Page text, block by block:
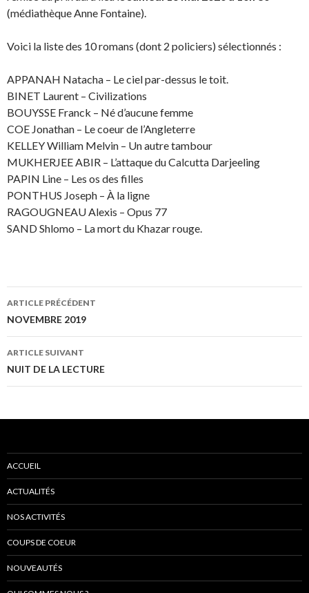
(médiathèque Anne Fontaine).
Voici la liste des 10 romans (dont 2 policiers) sélectionnés :
APPANAH Natacha – Le ciel par-dessus le toit.
BINET Laurent – Civilizations
BOUYSSE Franck – Né d’aucune femme
COE Jonathan – Le coeur de l’Angleterre
KELLEY William Melvin – Un autre tambour
MUKHERJEE ABIR – L’attaque du Calcutta Darjeeling
PAPIN Line – Les os des filles
PONTHUS Joseph – À la ligne
RAGOUGNEAU Alexis – Opus 77
SAND Shlomo – La mort du Khazar rouge.
Navigation
des
articles
ARTICLE PRÉCÉDENT
NOVEMBRE 2019
ARTICLE SUIVANT
NUIT DE LA LECTURE
ACCUEIL
ACTUALITÉS
NOS ACTIVITÉS
COUPS DE COEUR
NOUVEAUTÉS